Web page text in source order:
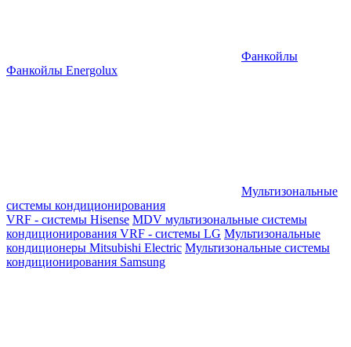
Фанкойлы
Фанкойлы Energolux
Мультизональные
системы кондиционирования
VRF - системы Hisense MDV мультизональные системы
кондиционирования VRF - системы LG Мультизональные
кондиционеры Mitsubishi Electric Мультизональные системы
кондиционирования Samsung